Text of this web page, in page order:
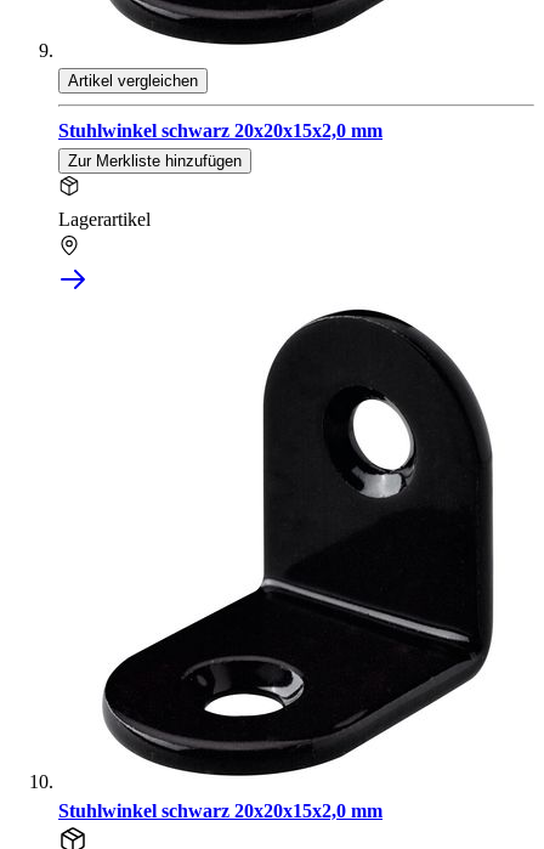
Artikel vergleichen
Stuhlwinkel schwarz 20x20x15x2,0 mm
Zur Merkliste hinzufügen
Lagerartikel
Stuhlwinkel schwarz 20x20x15x2,0 mm